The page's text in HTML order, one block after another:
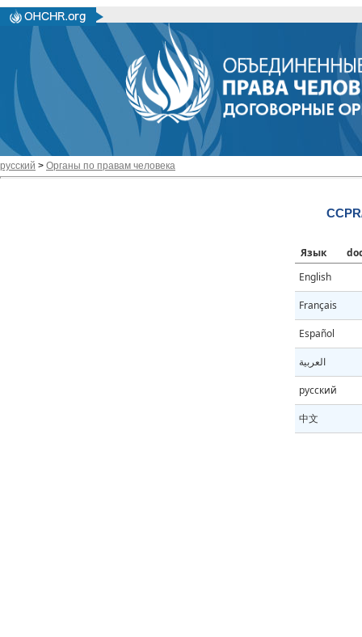
русский > Органы по правам человека
Язык
English
Français
Español
العربية
русский
中文